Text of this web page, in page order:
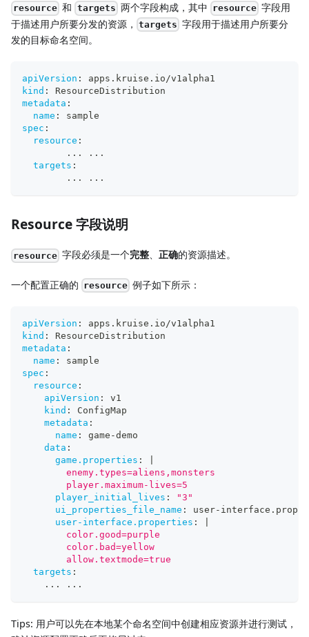
resource 和 targets 两个字段构成，其中 resource 字段用
于描述用户所要分发的资源，
targets 字段用于描述用户所要分
发的目标命名空间。
apiVersion :
apps.kruise.io/v1alpha1
kind :
ResourceDistribution
metadata :
name :
sample
spec :
resource :
...
...
targets :
...
...
Resource 字段说明
resource 字段必须是一个完整、正确的资源描述。
一个配置正确的 resource 例子如下所示：
apiVersion :
apps.kruise.io/v1alpha1
kind :
ResourceDistribution
metadata :
name :
sample
spec :
resource :
apiVersion :
v1
kind :
ConfigMap
metadata :
name : game -demo
data :
game.properties :
        enemy.types=aliens,monsters
        player.maximum-lives=5
player_initial_lives :
"3"
ui_properties_file_name : user-
user-interface.properties :
        color.good=purple
        color.bad=yellow
        allow.textmode=true
targets :
...
...
Tips: 用户可以先在本地某个命名空间中创建相应资源并进行测试，